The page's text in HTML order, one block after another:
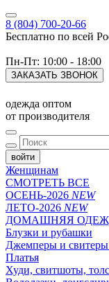
8 (804) 700-20-66
Бесплатно по всей
Пн-Пт: 10:00 - 18:00
ЗАКАЗАТЬ ЗВОНОК
одежда оптом
от производителя
войти
Женщинам
СМОТРЕТЬ ВСЕ
ОСЕНЬ-2026 NEW
ЛЕТО-2026 NEW
ДОМАШНЯЯ
Блузки и рубашки
Джемперы и свитеры
Платья
Худи, свитшоты,